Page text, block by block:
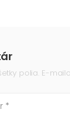
polia. E-